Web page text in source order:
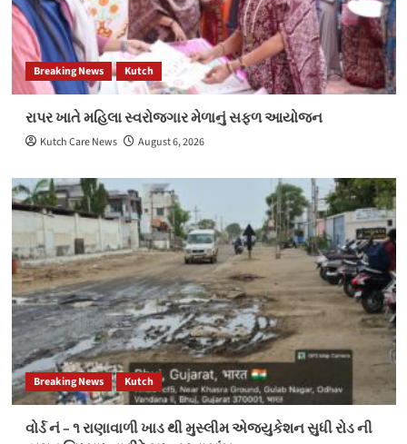
Breaking News Kutch
રાપર ખાતે મહિલા સ્વરોજગાર મેળાનું સફળ આયોજન
Kutch Care News August 6, 2026
Breaking News Kutch
વોર્ડ નં – ૧ રાણાવાળી ખાડ થી મુસ્લીમ એજ્યુકેશન સુધી રોડ ની